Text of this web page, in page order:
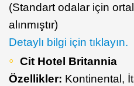
(Standart odalar için
alınmıştır)
​Detaylı bilgi için tıklayın.
Cit Hotel Britannia
Özellikler: Kontinental,